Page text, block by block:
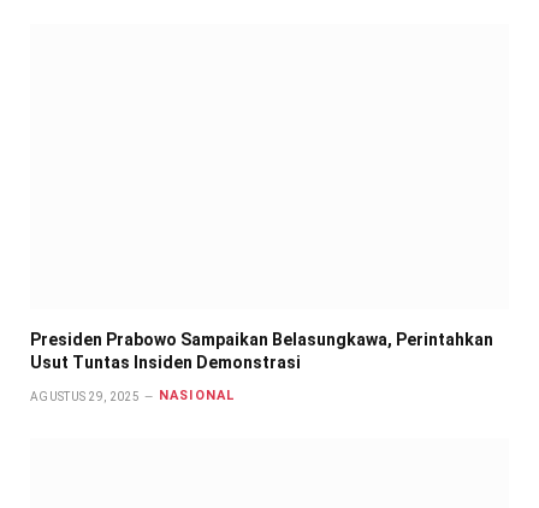
Presiden Prabowo Sampaikan Belasungkawa, Perintahkan
Usut Tuntas Insiden Demonstrasi
AGUSTUS 29, 2025 NASIONAL